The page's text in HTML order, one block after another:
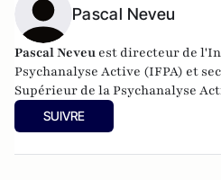
Pascal Neveu
Pascal Neveu est directeur de
Psychanalyse Active (IFPA) et
Supérieur de la Psychanalyse
responsable national de la
au sein de l’Œuvre des Pupilles
SUIVRE